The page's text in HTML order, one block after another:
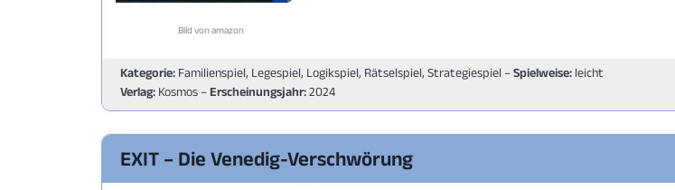
Bild von amazon
Kategorie: Familienspiel, Legespiel, Logikspiel, Rätselspiel, Strategiespiel –Spielweise: leicht
Verlag: Kosmos – Erscheinungsjahr:2024
EXIT – Die Venedig-Verschwörung